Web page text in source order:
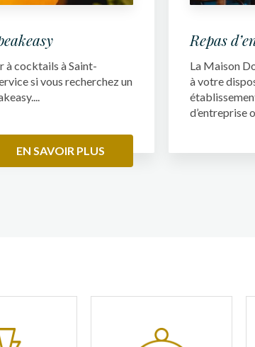
à cocktails à Saint-
si vous recherchez un
EN SAVOIR PLUS
Repas
La Maison
à votre
d’entreprise